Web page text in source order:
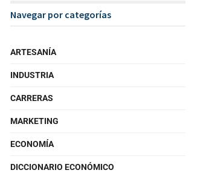
Navegar por categorías
ARTESANÍA
INDUSTRIA
CARRERAS
MARKETING
ECONOMÍA
DICCIONARIO ECONÓMICO